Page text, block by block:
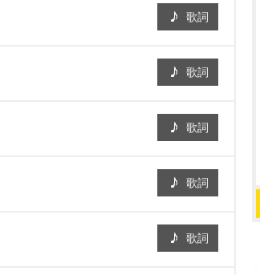
歌詞
歌詞
歌詞
歌詞
歌詞